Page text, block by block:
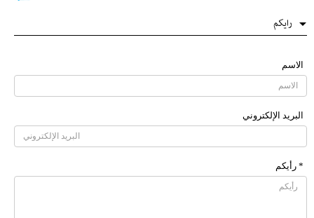
رایکم
الاسم
البرید الإلکتروني
* رأیکم